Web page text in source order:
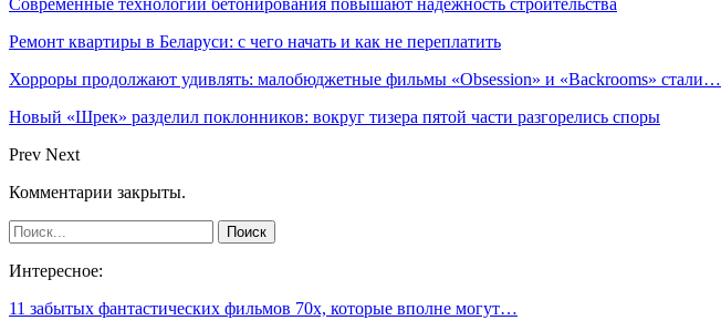
Ремонт квартиры в Беларуси: с чего начать и как не переплатить
Хорроры продолжают удивлять: малобюджетные фильмы «Obsession» и «Backrooms» стали…
Новый «Шрек» разделил поклонников: вокруг тизера пятой части разгорелись споры
Prev Next
Комментарии закрыты.
Интересное:
11 забытых фантастических фильмов 70х, которые вполне могут…